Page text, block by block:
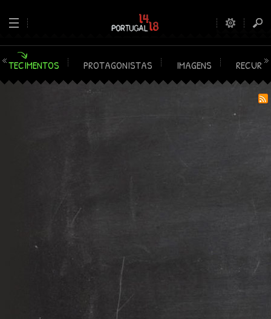
PROTAGONISTAS IMAGENS